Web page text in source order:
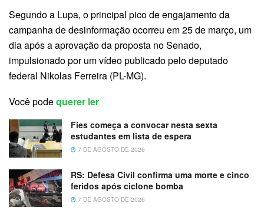
Segundo a Lupa, o principal pico de engajamento da
campanha de desinformação ocorreu em 25 de março, um
dia após a aprovação da proposta no Senado,
impulsionado por um vídeo publicado pelo deputado
federal Nikolas Ferreira (PL-MG).
Você podequerer ler
Fies começa a convocar nesta sexta
estudantes em lista de espera
7 DE AGOSTO DE 2026
RS: Defesa Civil confirma uma morte e cinco
feridos após ciclone bomba
7 DE AGOSTO DE 2026